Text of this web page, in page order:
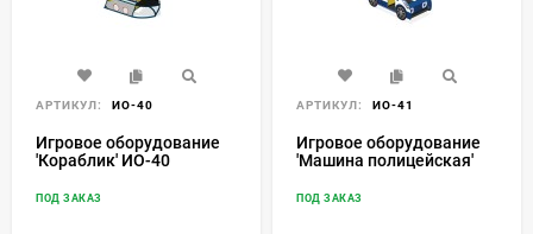
АРТИКУЛ: ИО-40
Игровое оборудование
'Кораблик' ИО-40
ПОД ЗАКАЗ
АРТИКУЛ: ИО-41
Игровое оборудование
'Машина полицейская'
ПОД ЗАКАЗ